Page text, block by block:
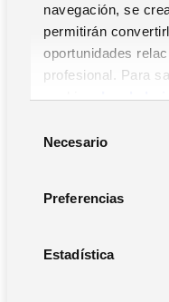
navegación, se
permitirán
oportunidades
profesional. Para
cookies,Lea la
Necesario
Preferencias
Estadística